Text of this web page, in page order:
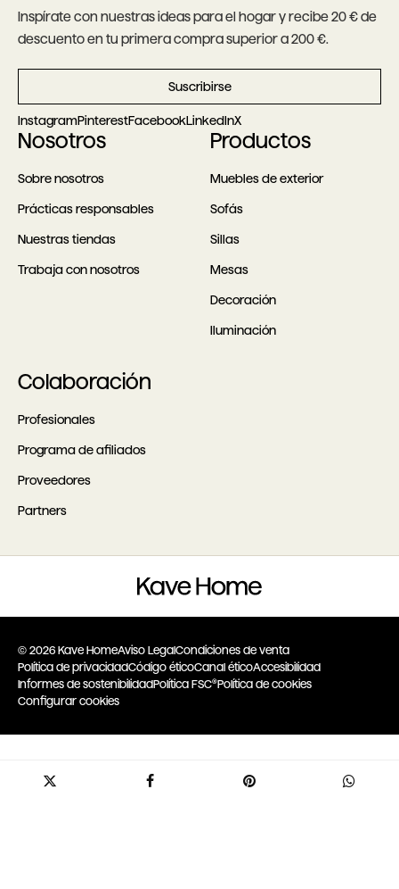
Inspírate con nuestras ideas para el hogar y recibe 20 € de
descuento en tu primera compra superior a 200 €.
Suscribirse
InstagramPinterestFacebookLinkedInX
Nosotros
Sobre nosotros
Prácticas responsables
Nuestras tiendas
Trabaja con nosotros
Productos
Muebles de exterior
Sofás
Sillas
Mesas
Decoración
Iluminación
Colaboración
Profesionales
Programa de afiliados
Proveedores
Partners
© 2026 Kave HomeAviso LegalCondiciones de venta
Política de privacidadCódigo éticoCanal éticoAccesibilidad
Informes de sostenibilidadPolítica FSC®Política de cookies
Configurar cookies